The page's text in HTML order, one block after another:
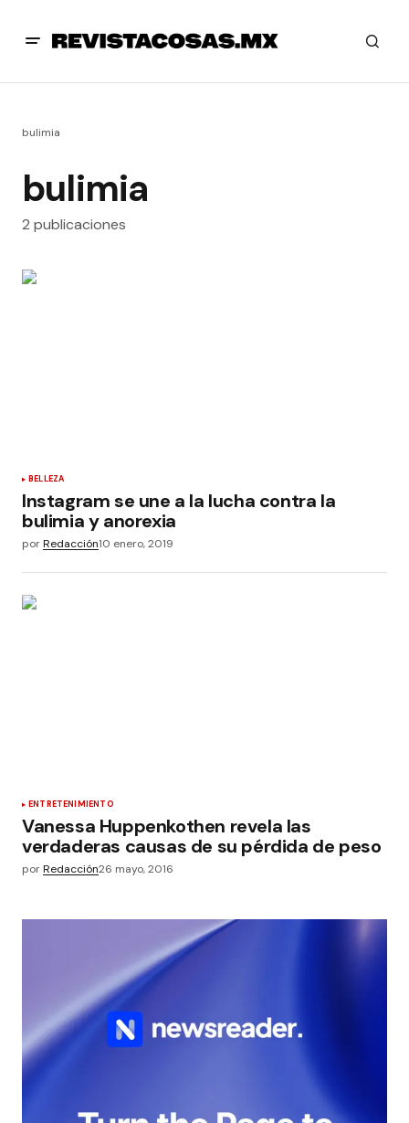
bulimia
bulimia
2 publicaciones
BELLEZA
Instagram se une a la lucha contra la
bulimia y anorexia
porRedacción10 enero, 2019
ENTRETENIMIENTO
Vanessa Huppenkothen revela las
verdaderas causas de su pérdida de peso
porRedacción26 mayo, 2016